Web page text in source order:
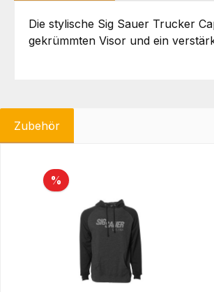
Die stylische Sig Sauer Trucker
gekrümmten Visor und ein
Zubehör
% Rabatt